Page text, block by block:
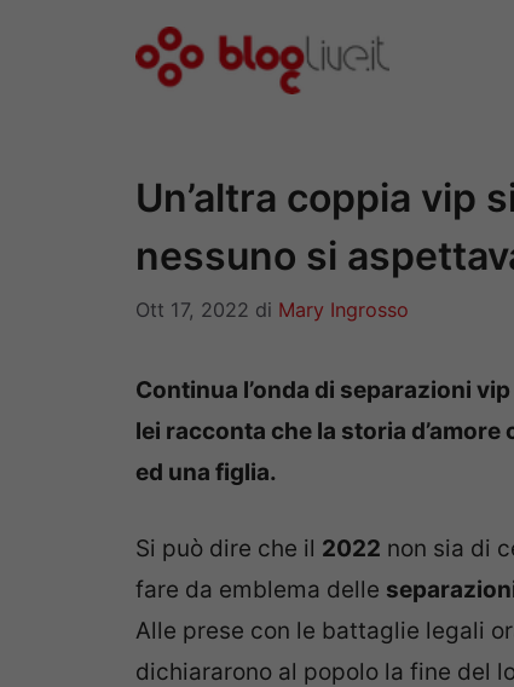
Un’altra coppia vip
nessuno si
Ott 17, 2022 di Mary Ingrosso
Continua l’onda di separazioni
lei racconta che la storia
ed una figlia.
Si può dire che il 2022 non sia di
fare da emblema delle
Alle prese con le battaglie legali
dichiararono al popolo la fine del